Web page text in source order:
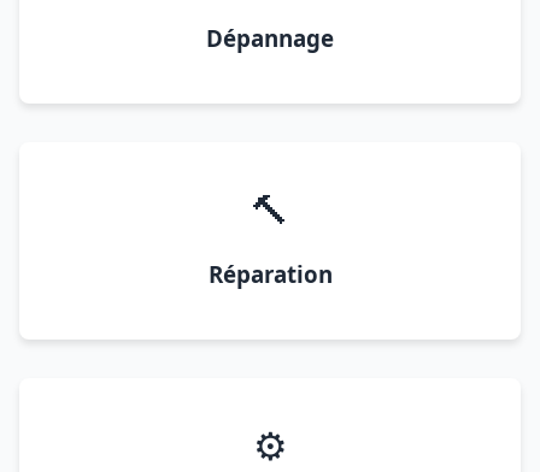
Dépannage
🔨
Réparation
⚙️